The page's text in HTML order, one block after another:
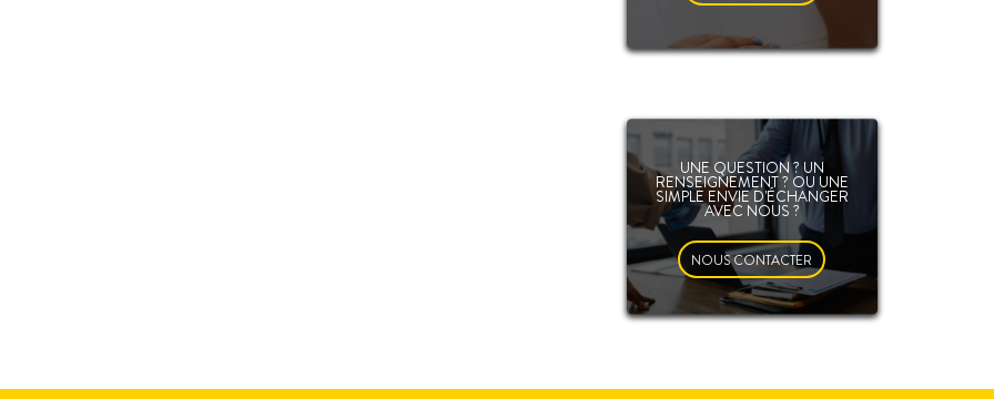
UNE QUESTION ? UN
RENSEIGNEMENT ? OU UNE
SIMPLE ENVIE D'ÉCHANGER
AVEC NOUS ?
NOUS CONTACTER